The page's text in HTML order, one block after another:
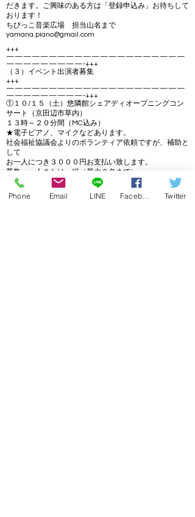
だきます。ご興味のある方は「登録申込み」お待ちして
おります！
ちびっこ音楽広場 担当山名まで
yamana.piano@gmail.com
+++
—————————————————————
—————————-+++
（３）イベント出演者募集
+++
—————————————————————
—————————-+++
①１０/１５（土）悠隣館シェアディオープニングコン
サート（京田辺市草内）
１３時～２０分間（MC込み）
★電子ピアノ、マイクなどあります。
社会福祉協議会よりのボランティア依頼ですが、補助と
して
お一人につき３０００円お支払い致します。
募集：一人または一組（最大２名まで）
②１１/２１㈪ 井手町支援学校コンサート（井手
１２時４０分～１３時１０分の３０分（MC込み）
Phone Email LINE Twitter